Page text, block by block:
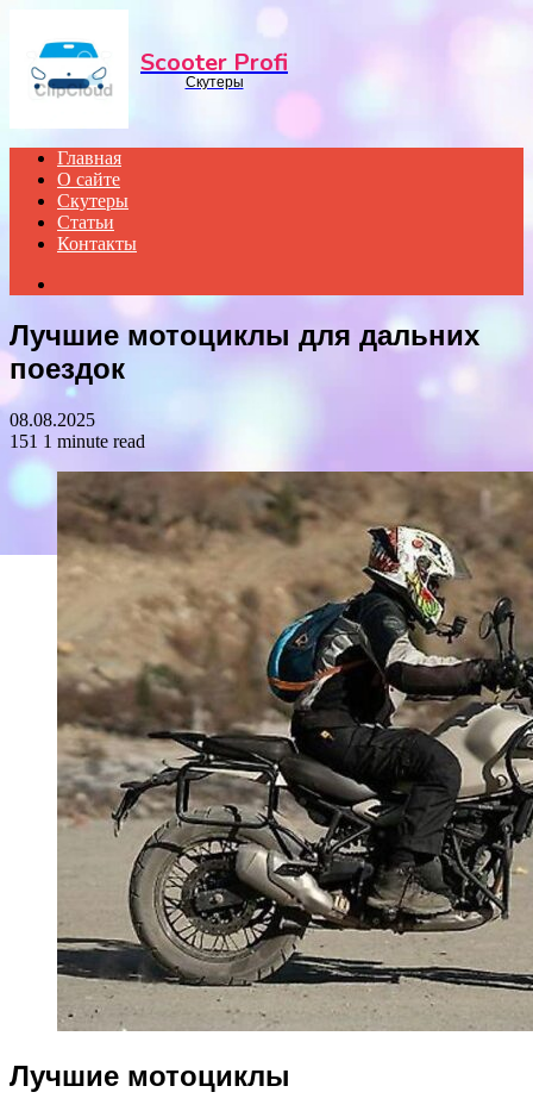
Scooter Profi
Скутеры
Главная
О сайте
Скутеры
Статьи
Контакты
Лучшие мотоциклы для дальних
поездок
08.08.2025
151 1 minute read
Лучшие мотоциклы